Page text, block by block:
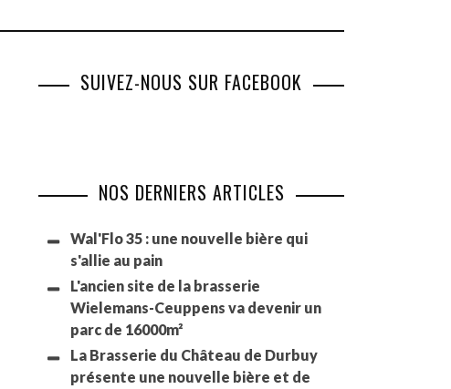
SUIVEZ-NOUS SUR FACEBOOK
NOS DERNIERS ARTICLES
Wal'Flo 35 : une nouvelle bière qui
s'allie au pain
L'ancien site de la brasserie
Wielemans-Ceuppens va devenir un
parc de 16000m²
La Brasserie du Château de Durbuy
présente une nouvelle bière et de